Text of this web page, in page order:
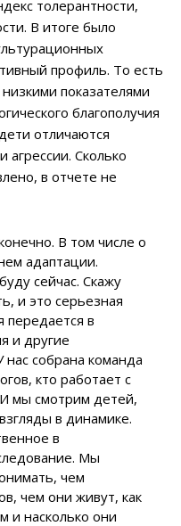
толерантности,
В итоге было
профиль. То есть
показателями
благополучия
отличаются
агрессии. Сколько
в отчете не
В том числе о
адаптации.
сейчас. Скажу
и это серьезная
передается в
и другие
собрана команда
кто работает с
мы смотрим детей,
в динамике.
в
Мы
чем
чем они живут, как
и насколько они